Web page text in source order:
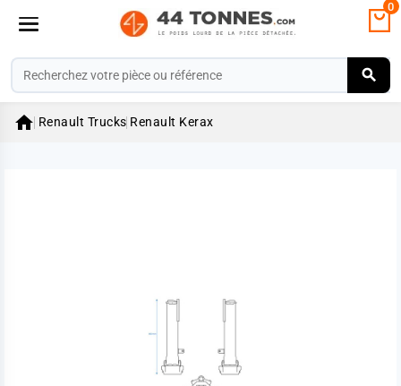
0
 Renault Trucks Renault Kerax